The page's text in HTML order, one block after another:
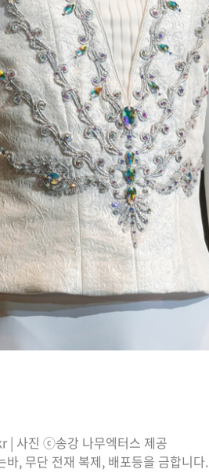
| 사진 ⓒ송강 나무엑터스 제공
, 무단 전재 복제, 배포등을 금합니다.